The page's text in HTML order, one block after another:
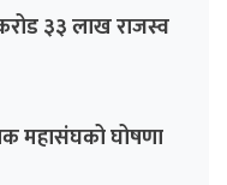
३३ लाख राजस्व
महासंघको घोषणा